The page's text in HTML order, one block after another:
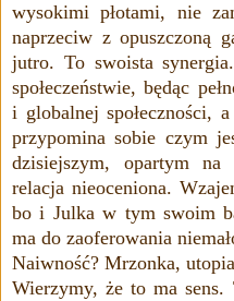
wysokimi płotami, nie
naprzeciw z opuszczoną
jutro. To swoista
społeczeństwie, będąc
i globalnej
przypomina sobie czym
dzisiejszym, opartym
relacja nieoceniona.
bo i Julka w tym swoim
ma do zaoferowania
Naiwność? Mrzonka,
Wierzymy, że to ma sens.